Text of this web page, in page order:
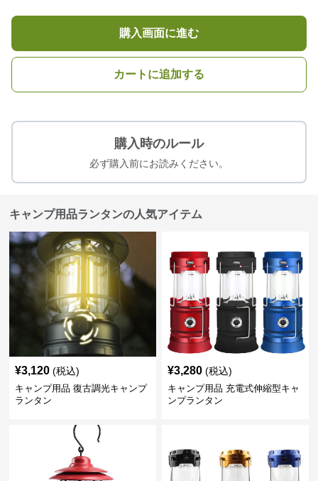
購入画面に進む
カートに追加する
購入時のルール
必ず購入前にお読みください。
キャンプ用品ランタンの人気アイテム
¥3,120 (税込)
キャンプ用品 復古調光キャンプ
ランタン
¥3,280 (税込)
キャンプ用品 充電式伸縮型キャ
ンプランタン